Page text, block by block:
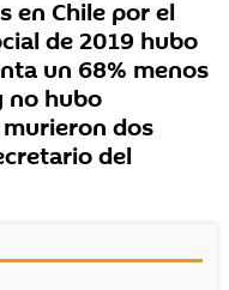
en Chile por el
de 2019 hubo
un 68% menos
no hubo
dos
del